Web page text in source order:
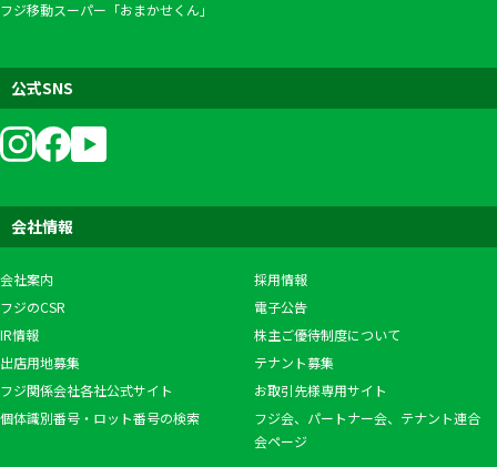
フジ移動スーパー「おまかせくん」
公式SNS
会社情報
会社案内
採用情報
フジのCSR
電子公告
IR情報
株主ご優待制度について
出店用地募集
テナント募集
フジ関係会社各社公式サイト
お取引先様専用サイト
個体識別番号・ロット番号の検索
フジ会、パートナー会、テナント連合
会ページ